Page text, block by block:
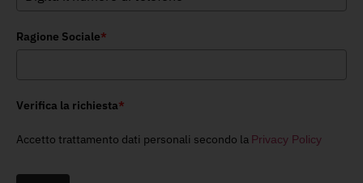
Ragione Sociale*
Verifica la richiesta*
Accetto trattamento dati personali secondo la Privacy Policy